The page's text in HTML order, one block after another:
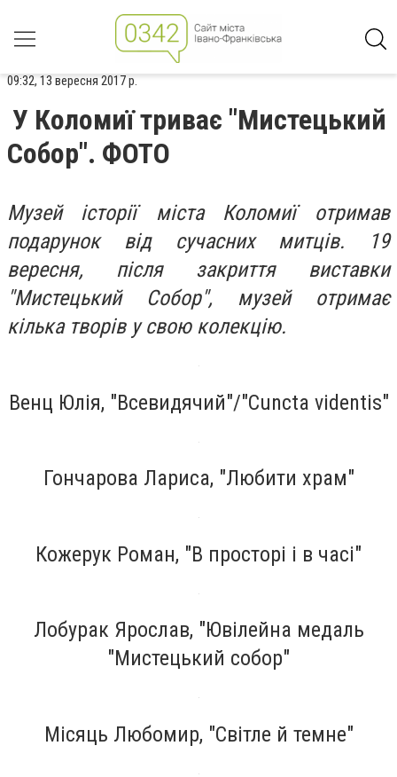
09:32, 13 вересня 2017 р.
У Коломиї триває "Мистецький
Собор". ФОТО
Музей історії міста Коломиї отримав
подарунок від сучасних митців. 19
вересня, після закриття виставки
"Мистецький Собор", музей отримає
кілька творів у свою колекцію.
Венц Юлія, "Всевидячий"/"Cuncta videntis"
Гончарова Лариса, "Любити храм"
Кожерук Роман, "В просторі і в часі"
Лобурак Ярослав, "Ювілейна медаль
"Мистецький собор"
Місяць Любомир, "Світле й темне"